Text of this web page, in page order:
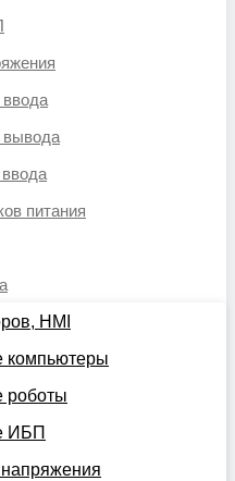
вывода
питания
HMI
ИБП